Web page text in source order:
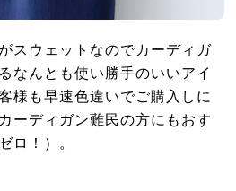
スウェットなのでカーディガ
なんとも使い勝手のいいアイ
様も早速色違いでご購入しに
ーディガン難民の方にもおす
ロ！）。